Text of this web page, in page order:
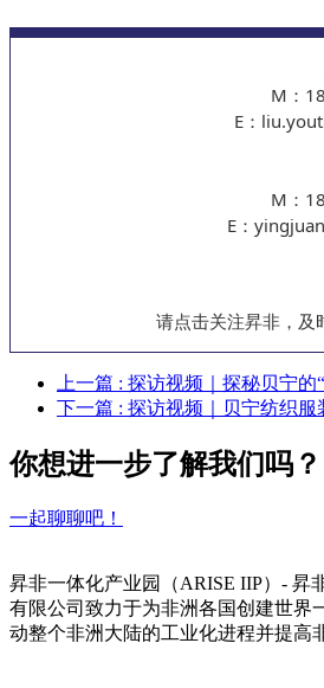
M：
E：
M：
E：
请点击关注昇非，及
上一篇 : 探访视频｜探秘贝宁的
下一篇 : 探访视频｜贝宁纺织服
你想进一步了解我们吗？
一起聊聊吧！
昇非一体化产业园（ARISE IIP）- 昇
有限公司致力于为非洲各国创建世界
动整个非洲大陆的工业化进程并提高